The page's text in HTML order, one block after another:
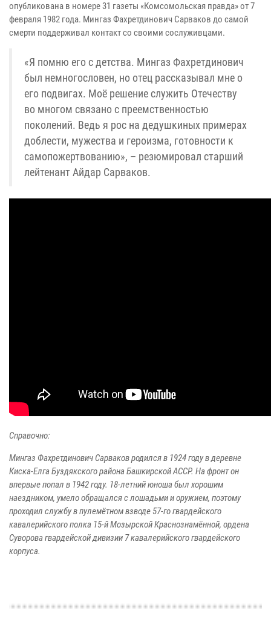
опубликована в номере 31 газеты «Комсомольская правда» от 7
февраля 1982 года. Мингаз Фахретдинович Сарваков до самой
смерти поддерживал контакт со своими сослуживцами.
«Я помню его с детства. Мингаз Фахретдинович
был немногословен, но отец рассказывал мне о
его подвигах. Моё решение служить Отечеству
во многом связано с преемственностью
поколений. Ведь я рос на дедушкиных примерах
доблести, мужества и героизма, готовности к
самопожертвованию», – резюмировал старший
лейтенант Айдар Сарваков.
Справочно:
Мингаз Фахретдинович Сарваков родился в 1924 году в деревне
Киска-Елга Буздякского района Башкирской АССР. На фронт он
впервые попал в 1942 году. 18-летний юноша был хорошим
наездником, умело обращался с лошадьми и оружием, поэтому
проходил службу в пулемётном взводе 57-го гвардейского
кавалерийского полка 15-й Мозырской Краснознамённой, ордена
Суворова гвардейской дивизии 7 кавалерийского гвардейского
корпуса.